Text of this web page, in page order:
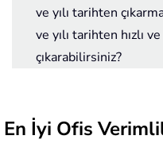
ve yılı tarihten
ve yılı tarihten hızlı
çıkarabilirsiniz?
En İyi Ofis